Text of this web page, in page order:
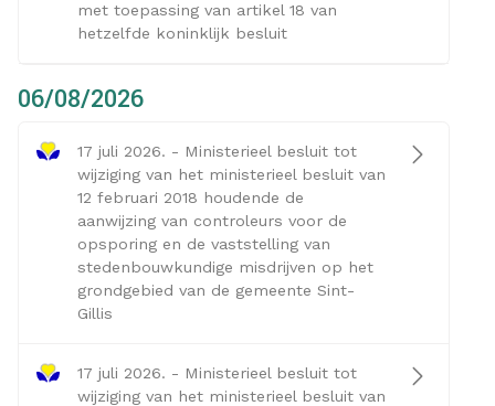
met toepassing van artikel 18 van
hetzelfde koninklijk besluit
06/08/2026
17 juli 2026. - Ministerieel besluit tot
wijziging van het ministerieel besluit van
12 februari 2018 houdende de
aanwijzing van controleurs voor de
opsporing en de vaststelling van
stedenbouwkundige misdrijven op het
grondgebied van de gemeente Sint-
Gillis
17 juli 2026. - Ministerieel besluit tot
wijziging van het ministerieel besluit van